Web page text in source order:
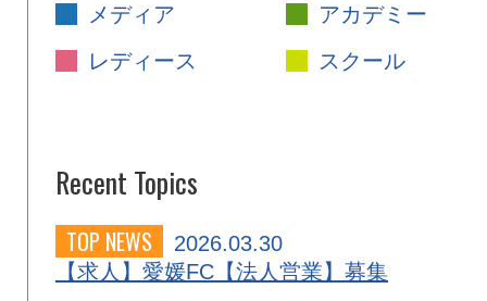
メディア
アカデミー
レディース
スクール
Recent Topics
TOP NEWS
2026.03.30
【求人】愛媛FC【法人営業】募集